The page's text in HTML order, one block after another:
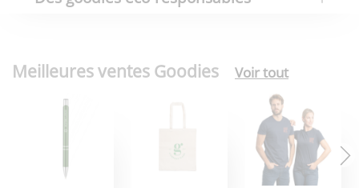
Meilleures ventes Goodies Voir tout